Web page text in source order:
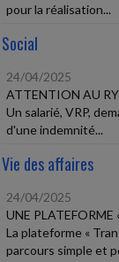
pour la réalisation...
Social
24/04/2025
ATTENTION AU
Un salarié, VRP,
d'une indemnité...
Vie des affaires
24/04/2025
UNE PLATEFORME
La plateforme «
parcours simple et